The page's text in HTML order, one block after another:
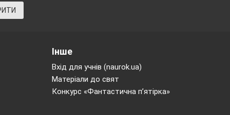
Інше
Вхід для учнів (naurok.ua)
Матеріали до свят
Конкурс «Фантастична п’ятірка»